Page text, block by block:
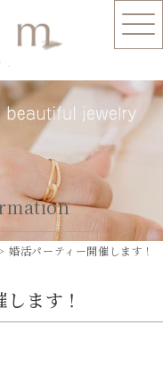
婚活パーティー開催します！
ます！